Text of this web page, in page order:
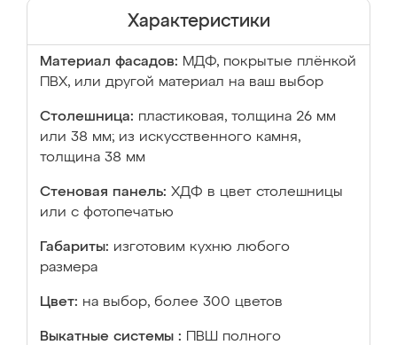
Характеристики
Материал фасадов: МДФ, покрытые плёнкой
ПВХ, или другой материал на ваш выбор
Столешница: пластиковая, толщина 26 мм
или 38 мм; из искусственного камня,
толщина 38 мм
Стеновая панель: ХДФ в цвет столешницы
или с фотопечатью
Габариты: изготовим кухню любого
размера
Цвет: на выбор, более 300 цветов
Выкатные системы :
ПВШ полного